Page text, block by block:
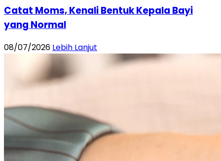
Catat Moms, Kenali Bentuk Kepala Bayi
yang Normal
08/07/2026 Lebih Lanjut